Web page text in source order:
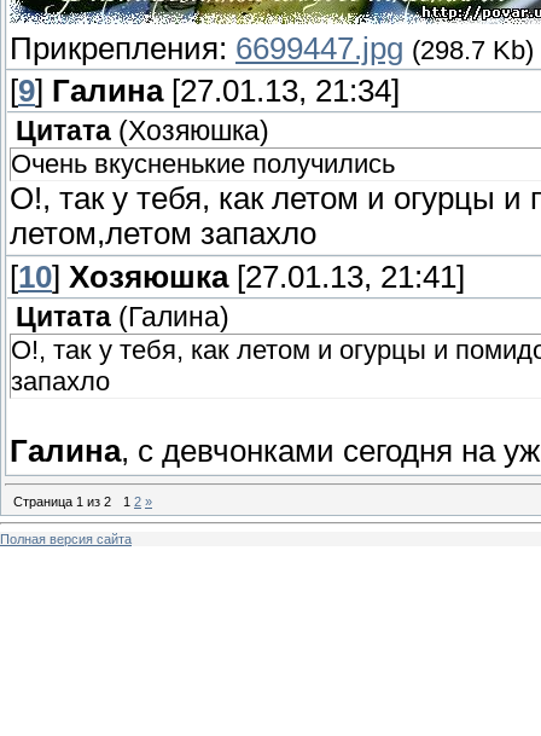
Прикрепления: 6699447.jpg (298.7 Kb)
[9] Галина[27.01.13, 21:34]
Цитата (Хозяюшка)
Очень вкусненькие получились
О!, так у тебя, как летом и огурцы
летом,летом запахло
[10] Хозяюшка[27.01.13, 21:41]
Цитата ( Галина)
О!, так у тебя, как летом и огурцы и
запахло
Галина, с девчонками сегодня на
Страница 1 из 2 1 2 »
Полная версия сайта